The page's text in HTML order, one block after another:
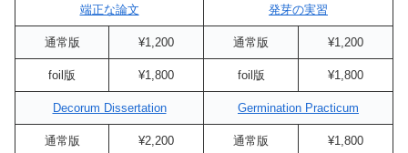
端正な論文 発芽の実習
通常版 ¥1,200 通常版 ¥1,200
foil版 ¥1,800 foil版 ¥1,800
Decorum Dissertation Germination Practicum
通常版 ¥2,200 通常版 ¥1,800